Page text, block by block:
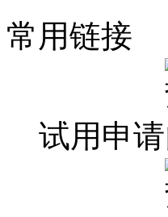
常用链接
试用申请